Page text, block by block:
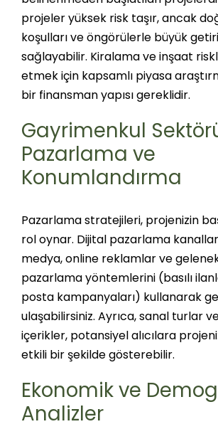
projeler yüksek risk taşır, ancak
koşulları ve öngörülerle büyük
sağlayabilir. Kiralama ve inşaat
etmek için kapsamlı piyasa
bir finansman yapısı gereklidir​.
Gayrimenkul
Pazarlama ve
Konumlandırma
Pazarlama stratejileri, projenizin
rol oynar. Dijital pazarlama
medya, online reklamlar ve
pazarlama yöntemlerini (basılı
posta kampanyaları) kullanarak
ulaşabilirsiniz. Ayrıca, sanal turlar
içerikler, potansiyel alıcılara
etkili bir şekilde gösterebilir​.
Ekonomik ve
Analizler